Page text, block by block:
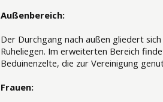
Außenbereich:
Der Durchgang nach außen gliedert
Ruheliegen. Im erweiterten Bereich
Beduinenzelte, die zur Vereinigung
Frauen: